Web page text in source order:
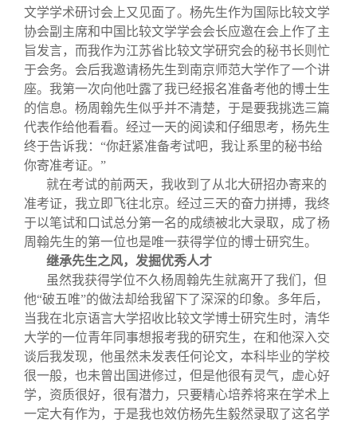
文学学术研讨会上又见面了。杨先生作为国际比较文学
协会副主席和中国比较文学学会会长应邀在会上作了主
旨发言，而我作为江苏省比较文学研究会的秘书长则忙
于会务。会后我邀请杨先生到南京师范大学作了一个讲
座。我第一次向他吐露了我已经报名准备考他的博士生
的信息。杨周翰先生似乎并不清楚，于是要我挑选三篇
代表作给他看看。经过一天的阅读和仔细思考，杨先生
终于告诉我：“你赶紧准备考试吧，我让系里的秘书给
你寄准考证。”
就在考试的前两天，我收到了从北大研招办寄来的
准考证，我立即飞往北京。经过三天的奋力拼搏，我终
于以笔试和口试总分第一名的成绩被北大录取，成了杨
周翰先生的第一位也是唯一获得学位的博士研究生。
继承先生之风，发掘优秀人才
虽然我获得学位不久杨周翰先生就离开了我们，但
他“破五唯”的做法却给我留下了深深的印象。多年后，
当我在北京语言大学招收比较文学博士研究生时，清华
大学的一位青年同事想报考我的研究生，在和他深入交
谈后我发现，他虽然未发表任何论文，本科毕业的学校
很一般，也未曾出国进修过，但是他很有灵气，虚心好
学，资质很好，很有潜力，只要精心培养将来在学术上
一定大有作为，于是我也效仿杨先生毅然录取了这名学